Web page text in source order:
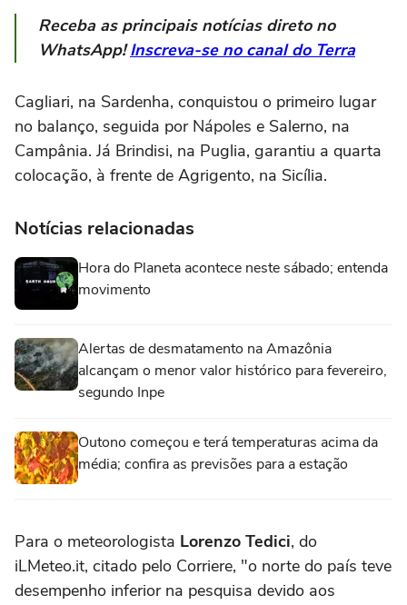
Receba as principais notícias direto no
WhatsApp!Inscreva-se no canal do Terra
Cagliari, na Sardenha, conquistou o primeiro lugar
no balanço, seguida por Nápoles e Salerno, na
Campânia. Já Brindisi, na Puglia, garantiu a quarta
colocação, à frente de Agrigento, na Sicília.
Notícias relacionadas
Hora do Planeta acontece neste sábado; entenda
movimento
Alertas de desmatamento na Amazônia
alcançam o menor valor histórico para fevereiro,
segundo Inpe
Outono começou e terá temperaturas acima da
média; confira as previsões para a estação
Para o meteorologista Lorenzo Tedici, do
iLMeteo.it, citado pelo Corriere, "o norte do país teve
desempenho inferior na pesquisa devido aos